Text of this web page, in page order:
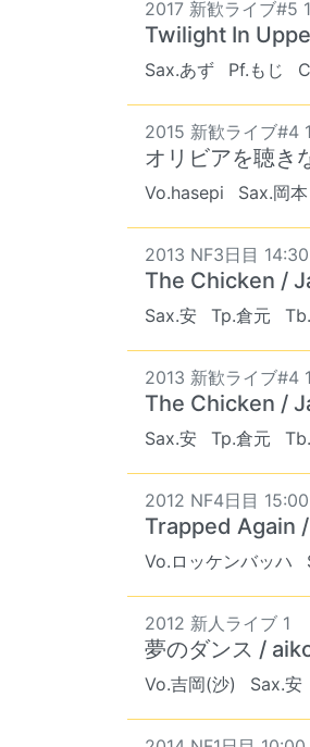
2017 新歓ライブ#5
Twilight In
Sax.あず Pf.もじ
2015 新歓ライブ#4
オリビアを聴き
Vo.hasepi Sax.岡本
2013 NF3日目
The Chicken /
Sax.安 Tp.倉元
2013 新歓ライブ#4 1
The Chicken /
Sax.安 Tp.倉元
2012 NF4日目
Trapped Again
Vo.ロッケンバッハ
2012 新人ライブ 1
夢のダンス /
Vo.吉岡(沙) Sax.安